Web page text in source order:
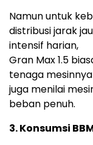
Namun untuk
distribusi jarak
intensif harian,
Gran Max 1.5
tenaga
juga menilai
beban penuh.
3. Konsumsi